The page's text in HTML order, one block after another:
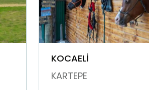
KOCAELİ
KARTEPE